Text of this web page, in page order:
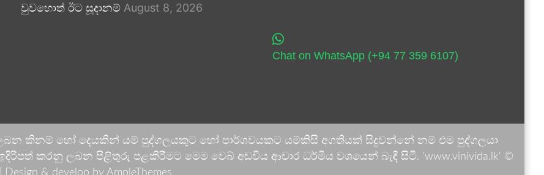
වුවහොත් ඊට සූදානම් August 8, 2026
Chat on WhatsApp (+94 77 359 6107)
ලබන කිනම් හෝ දෙයකින් යම් පුද්ගලයකුට හෝ පාර්ශවයකට යම්කිසි අගතියක් සිදුවන්නේ නම් එම පුද්ගලයා
කරනු ලබන පිළිතුරු පළකිරීමට මෙම වෙබ් අඩවිය ආචාර ධර්මීය වශයෙන් බැඳී සිටී. 'www.vinivida.lk' ©
Design & develop by AmpleThemes